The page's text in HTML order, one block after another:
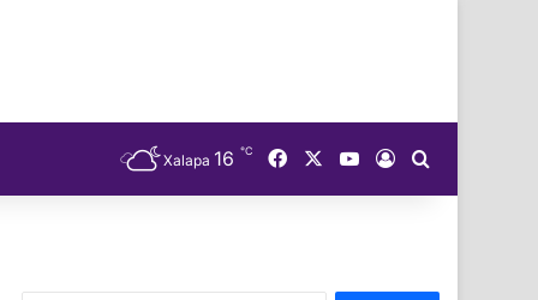
Xalapa 16 ℃ FacebookYouTube
Acceso